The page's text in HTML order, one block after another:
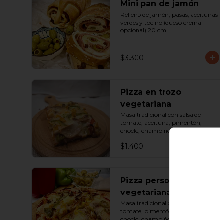
Mini pan de jamón
Relleno de jamón, pasas, aceitunas
verdes y tocino (queso crema
opcional) 20 cm.
$3.300
Pizza en trozo
vegetariana
Masa tradicional con salsa de
tomate, aceituna, pimentón,
choclo, champiñón y queso.
$1.400
Pizza personal
vegetariana
Masa tradicional con salsa de
tomate, pimentón, aceituna,